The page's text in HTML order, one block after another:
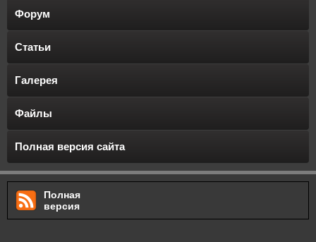
Форум
Статьи
Галерея
Файлы
Полная версия сайта
Полная
версия